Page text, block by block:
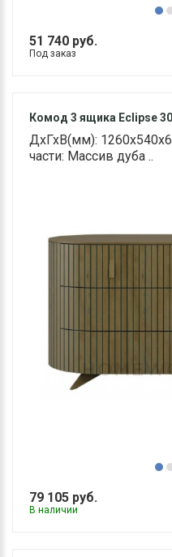
51 740 руб.
Под заказ
Комод 3 ящика Eclipse
ДхГхВ(мм):
части: Массив дуба ..
79 105 руб.
В наличии